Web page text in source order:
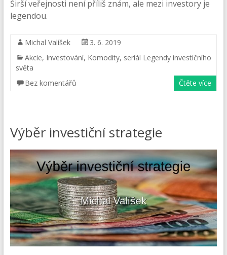
Širší veřejnosti není příliš znám, ale mezi investory je
legendou.
Michal Valíšek
3. 6. 2019
Akcie, Investování, Komodity, seriál Legendy investičního
světa
Bez komentářů
Čtěte více
Výběr investiční strategie